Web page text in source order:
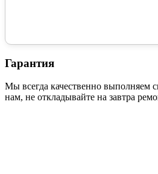
Гарантия
Мы всегда качественно выполняем
нам, не откладывайте на завтра